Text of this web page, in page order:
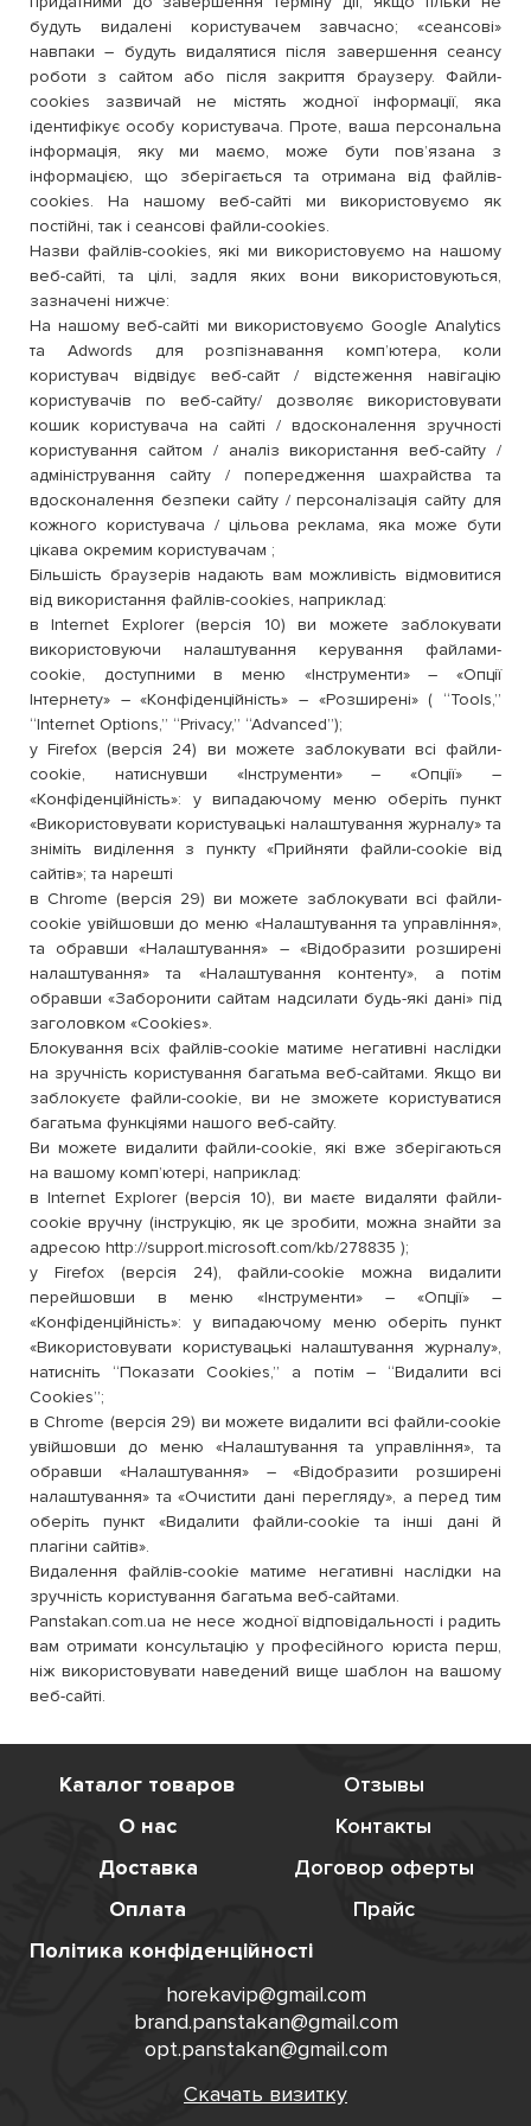
будуть видалені користувачем завчасно; «сеансові»
навпаки – будуть видалятися після завершення сеансу
роботи з сайтом або після закриття браузеру. Файли-
cookies зазвичай не містять жодної інформації, яка
ідентифікує особу користувача. Проте, ваша персональна
інформація, яку ми маємо, може бути пов’язана з
інформацією, що зберігається та отримана від файлів-
cookies. На нашому веб-сайті ми використовуємо як
постійні, так і сеансові файли-cookies.
Назви файлів-cookies, які ми використовуємо на нашому
веб-сайті, та цілі, задля яких вони використовуються,
зазначені нижче:
На нашому веб-сайті ми використовуємо Google Analytics
та Adwords для розпізнавання комп’ютера, коли
користувач відвідує веб-сайт / відстеження навігацію
користувачів по веб-сайту/ дозволяє використовувати
кошик користувача на сайті / вдосконалення зручності
користування сайтом / аналіз використання веб-сайту /
адміністрування сайту / попередження шахрайства та
вдосконалення безпеки сайту / персоналізація сайту для
кожного користувача / цільова реклама, яка може бути
цікава окремим користувачам ;
Більшість браузерів надають вам можливість відмовитися
від використання файлів-cookies, наприклад:
в Internet Explorer (версія 10) ви можете заблокувати
використовуючи налаштування керування файлами-
cookie, доступними в меню «Інструменти» – «Опції
Інтернету» – «Конфіденційність» – «Розширені» ( “Tools,”
“Internet Options,” “Privacy,” “Advanced”);
у Firefox (версія 24) ви можете заблокувати всі файли-
cookie, натиснувши «Інструменти» – «Опції» –
«Конфіденційність»: у випадаючому меню оберіть пункт
«Використовувати користувацькі налаштування журналу» та
зніміть виділення з пункту «Прийняти файли-cookie від
сайтів»; та нарешті
в Chrome (версія 29) ви можете заблокувати всі файли-
cookie увійшовши до меню «Налаштування та управління»,
та обравши «Налаштування» – «Відобразити розширені
налаштування» та «Налаштування контенту», а потім
обравши «Заборонити сайтам надсилати будь-які дані» під
заголовком «Cookies».
Блокування всіх файлів-cookiе матиме негативні наслідки
на зручність користування багатьма веб-сайтами. Якщо ви
заблокуєте файли-cookie, ви не зможете користуватися
багатьма функціями нашого веб-сайту.
Ви можете видалити файли-cookie, які вже зберігаються
на вашому комп’ютері, наприклад:
в Internet Explorer (версія 10), ви маєте видаляти файли-
cookie вручну (інструкцію, як це зробити, можна знайти за
адресою http://support.microsoft.com/kb/278835 );
у Firefox (версія 24), файли-cookie можна видалити
перейшовши в меню «Інструменти» – «Опції» –
«Конфіденційність»: у випадаючому меню оберіть пункт
«Використовувати користувацькі налаштування журналу»,
натисніть “Показати Cookies,” а потім – “Видалити всі
Cookies”;
в Chrome (версія 29) ви можете видалити всі файли-cookie
увійшовши до меню «Налаштування та управління», та
обравши «Налаштування» – «Відобразити розширені
налаштування» та «Очистити дані перегляду», а перед тим
оберіть пункт «Видалити файли-cookie та інші дані й
плагіни сайтів».
Видалення файлів-cookiе матиме негативні наслідки на
зручність користування багатьма веб-сайтами.
Panstakan.com.ua не несе жодної відповідальності і радить
вам отримати консультацію у професійного юриста перш,
ніж використовувати наведений вище шаблон на вашому
веб-сайті.
Каталог товаров
Отзывы
О нас
Контакты
Доставка
Договор оферты
Оплата
Прайс
Політика конфіденційності
horekavip@gmail.com
brand.panstakan@gmail.com
opt.panstakan@gmail.com
Скачать визитку